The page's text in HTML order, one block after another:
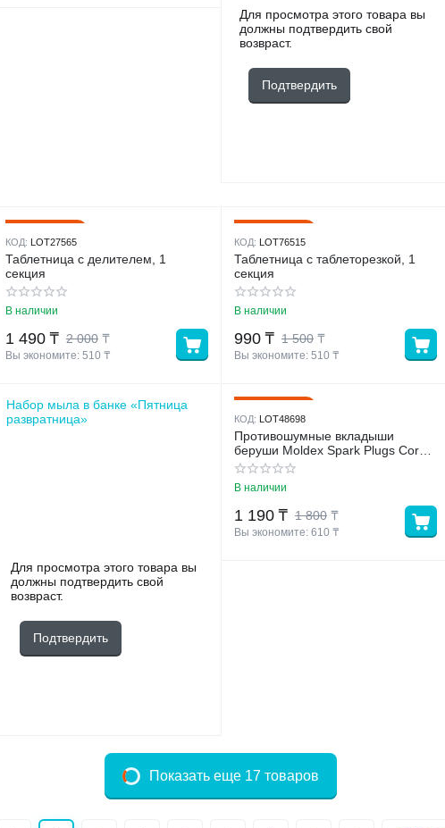
Для просмотра этого товара вы
должны подтвердить свой
возвраст.
Подтвердить
КОД: LOT27565
Таблетница с делителем, 1
секция
В наличии
2 000 ₸
1 490 ₸
Вы экономите: 510 ₸
КОД: LOT76515
Таблетница с таблеторезкой, 1
секция
В наличии
1 500 ₸
990 ₸
Вы экономите: 510 ₸
Набор мыла в банке «Пятница
развратница»
Для просмотра этого товара вы
должны подтвердить свой
возвраст.
Подтвердить
КОД: LOT48698
Противошумные вкладыши
беруши Moldex Spark Plugs Cord
7801 с кордом МИКС
В наличии
1 800 ₸
1 190 ₸
Вы экономите: 610 ₸
Показать еще 17 товаров